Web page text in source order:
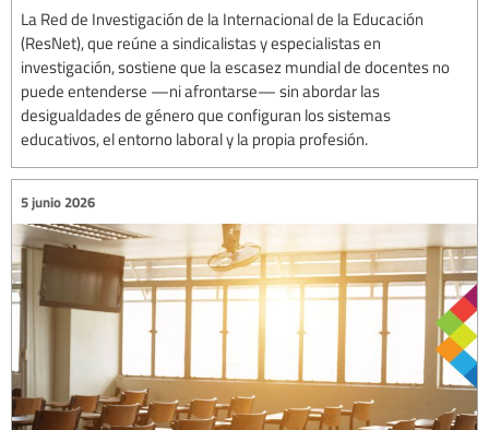
La Red de Investigación de la Internacional de la Educación
(ResNet), que reúne a sindicalistas y especialistas en
investigación, sostiene que la escasez mundial de docentes no
puede entenderse —ni afrontarse— sin abordar las
desigualdades de género que configuran los sistemas
educativos, el entorno laboral y la propia profesión.
5 junio 2026